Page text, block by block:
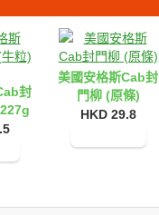
封
美國安格斯Cab封
門柳 (原條)
HKD 29.8